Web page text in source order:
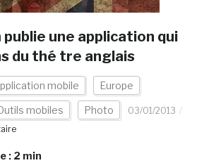
une application qui
du thé tre anglais
mobile Europe
mobiles Photo
03/01/2013
: 2 min